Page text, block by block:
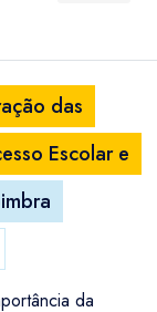
das
Escolar e
da